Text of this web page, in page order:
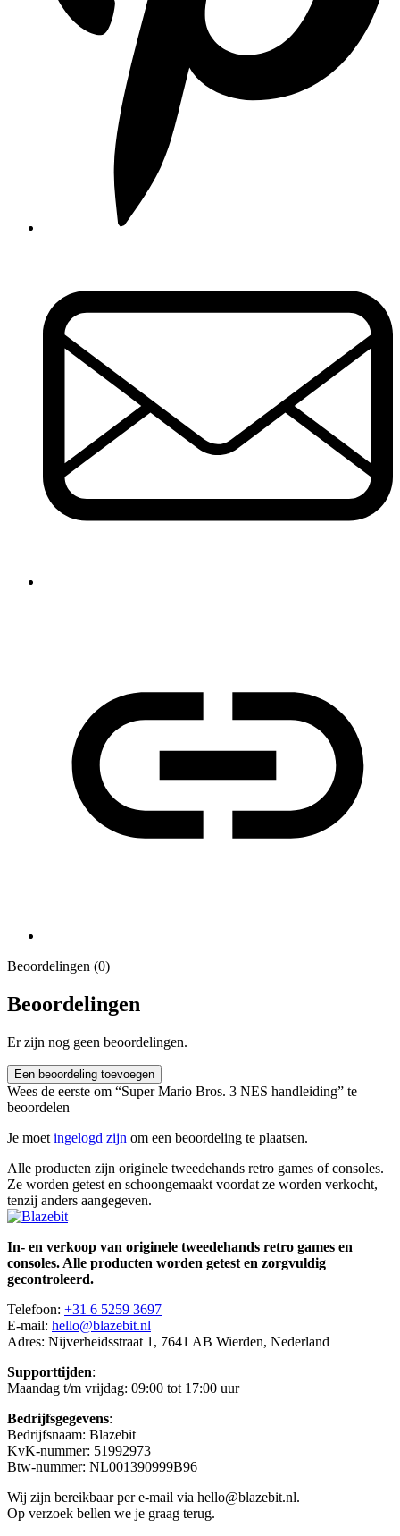
Beoordelingen (0)
Beoordelingen
Er zijn nog geen beoordelingen.
Een beoordeling toevoegen
Wees de eerste om “Super Mario Bros. 3 NES handleiding” te
beoordelen
Je moet ingelogd zijn om een beoordeling te plaatsen.
Alle producten zijn originele tweedehands retro games of consoles.
Ze worden getest en schoongemaakt voordat ze worden verkocht,
tenzij anders aangegeven.
In- en verkoop van originele tweedehands retro games en
consoles. Alle producten worden getest en zorgvuldig
gecontroleerd.
Telefoon: +31 6 5259 3697
E-mail: hello@blazebit.nl
Adres: Nijverheidsstraat 1, 7641 AB Wierden, Nederland
Supporttijden:
Maandag t/m vrijdag: 09:00 tot 17:00 uur
Bedrijfsgegevens:
Bedrijfsnaam: Blazebit
KvK-nummer: 51992973
Btw-nummer: NL001390999B96
Wij zijn bereikbaar per e-mail via hello@blazebit.nl.
Op verzoek bellen we je graag terug.